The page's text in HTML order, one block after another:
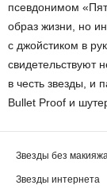
псевдонимом
образ жизни, но
с джойстиком в
свидетельствуют
в честь звезды, и
Bullet Proof и
Звезды без
Звезды интернета